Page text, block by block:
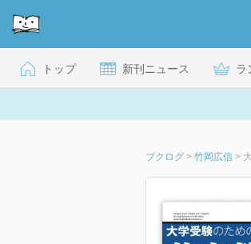
トップ 新刊ニュース ラ
ブクログ > 竹岡広信 >